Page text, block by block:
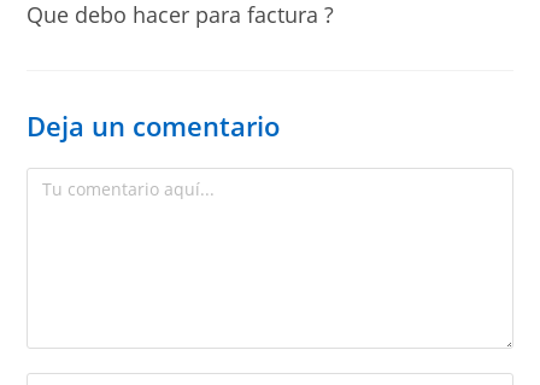
Que debo hacer para factura ?
Deja un comentario